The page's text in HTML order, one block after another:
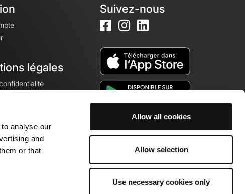
analyse our
and
or that
Allow all cookies
Allow selection
Use necessary cookies only
légales
cookies
Suivez-nous